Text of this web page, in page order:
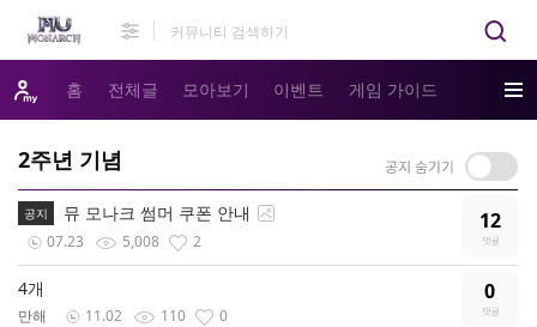
홈 전체글 모아보기 이벤트 게임 가이드
2주년 기념
공지 뮤 모나크 썸머 쿠폰 안내 12
07.23 5,008 2
4개 0
만해 11.02 110 0